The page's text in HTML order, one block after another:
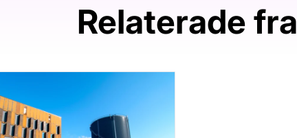
Relaterade